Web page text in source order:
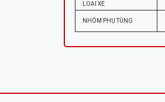
LOẠI XE
NHÓM PHỤ TÙNG